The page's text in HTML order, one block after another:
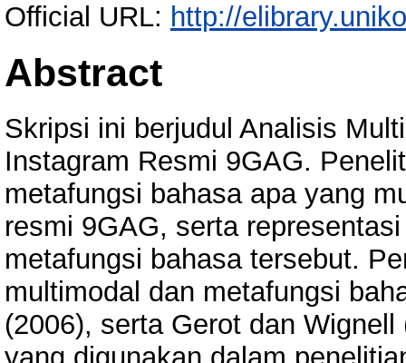
Official URL: http://
Abstract
Skripsi ini berjudul Analisis
Instagram Resmi 9GAG.
metafungsi bahasa apa yang
resmi 9GAG, serta
metafungsi bahasa tersebut.
multimodal dan metafungsi
(2006), serta Gerot dan